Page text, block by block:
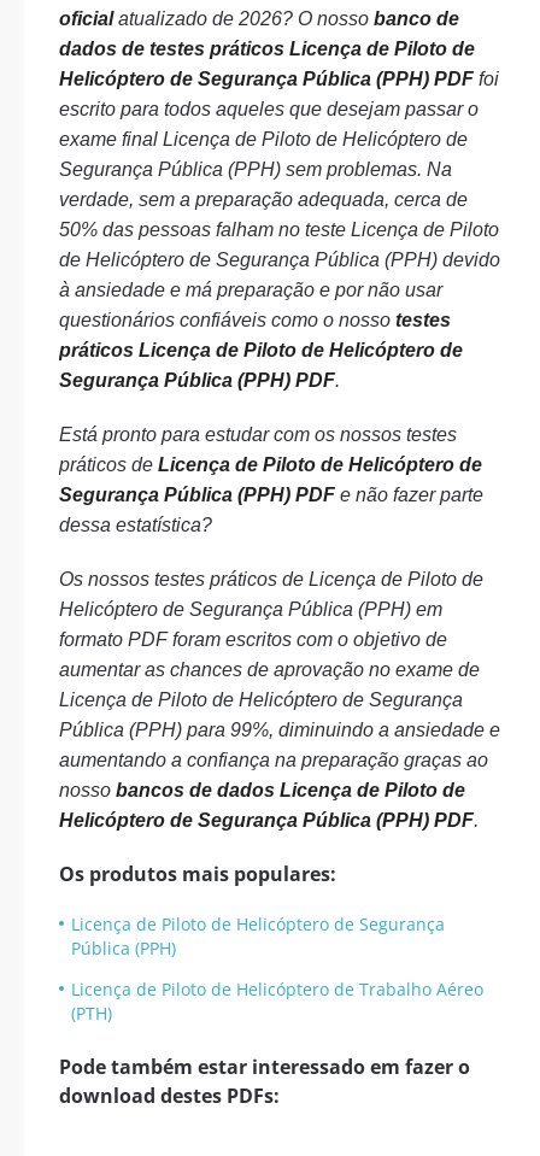
oficialatualizado de 2026? O nosso banco de
dados de testes práticos Licença de Piloto de
Helicóptero de Segurança Pública (PPH) PDF foi
escrito para todos aqueles que desejam passar o
exame final Licença de Piloto de Helicóptero de
Segurança Pública (PPH) sem problemas. Na
verdade, sem a preparação adequada, cerca de
50% das pessoas falham no teste Licença de Piloto
de Helicóptero de Segurança Pública (PPH) devido
à ansiedade e má preparação e por não usar
questionários confiáveis como o nosso testes
práticos Licença de Piloto de Helicóptero de
Segurança Pública (PPH) PDF.
Está pronto para estudar com os nossos testes
práticos de Licença de Piloto de Helicóptero de
Segurança Pública (PPH) PDF e não fazer parte
dessa estatística?
Os nossos testes práticos de Licença de Piloto de
Helicóptero de Segurança Pública (PPH) em
formato PDF foram escritos com o objetivo de
aumentar as chances de aprovação no exame de
Licença de Piloto de Helicóptero de Segurança
Pública (PPH) para 99%, diminuindo a ansiedade e
aumentando a confiança na preparação graças ao
nosso bancos de dados Licença de Piloto de
Helicóptero de Segurança Pública (PPH) PDF.
Os produtos mais populares:
Licença de Piloto de Helicóptero de Segurança
Pública (PPH)
Licença de Piloto de Helicóptero de Trabalho Aéreo
(PTH)
Pode também estar interessado em fazer o
download destes PDFs: